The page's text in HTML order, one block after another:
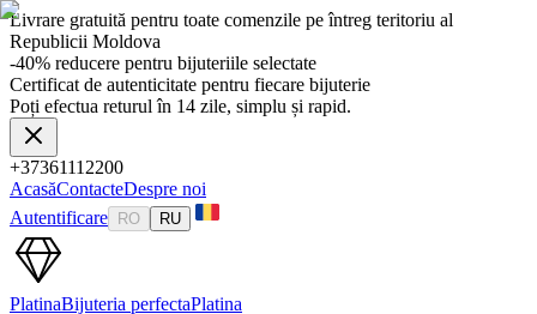
Livrare gratuită pentru toate comenzile pe întreg teritoriu al
Republicii Moldova
-40% reducere pentru bijuteriile selectate
Certificat de autenticitate pentru fiecare bijuterie
Poți efectua returul în 14 zile, simplu și rapid.
+37361112200
AcasăContacteDespre noi
Autentificare
RO RU
PlatinaBijuteria perfectaPlatina